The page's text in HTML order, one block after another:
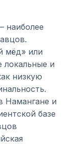
наиболее
мёд» или
локальные и
низкую
Намангане и
базе